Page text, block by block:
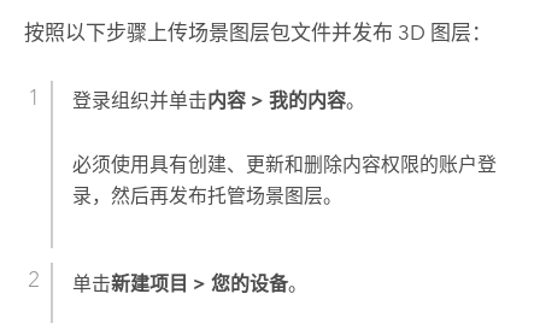
按照以下步骤上传场景图层包文件并发布 3D 图层：
登录组织并单击内容 > 我的内容。
必须使用具有创建、更新和删除内容权限的账户登
录，然后再发布托管场景图层。
单击新建项目 > 您的设备。